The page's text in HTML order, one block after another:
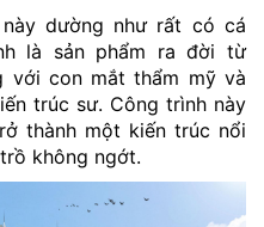
dường như rất có cá
là sản phẩm ra đời từ
với con mắt thẩm mỹ và
trúc sư. Công trình này
thành một kiến trúc nổi
không ngớt.